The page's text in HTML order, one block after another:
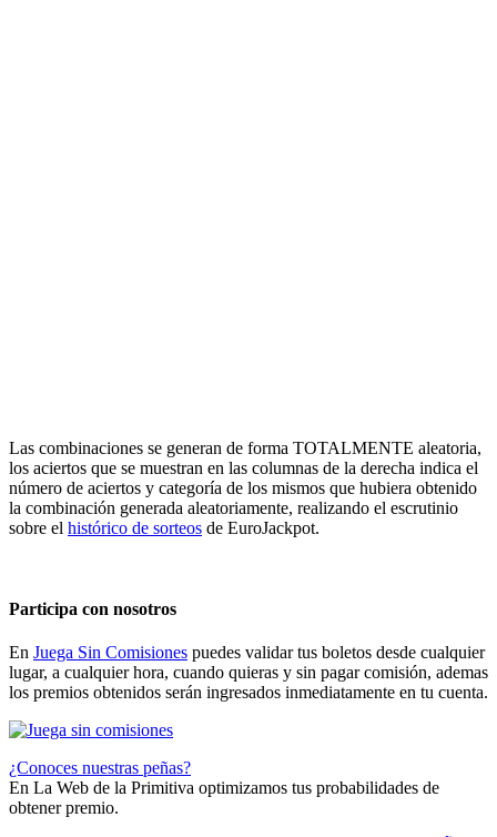
Las combinaciones se generan de forma TOTALMENTE aleatoria,
los aciertos que se muestran en las columnas de la derecha indica el
número de aciertos y categoría de los mismos que hubiera obtenido
la combinación generada aleatoriamente, realizando el escrutinio
sobre el histórico de sorteos de EuroJackpot.
Participa con nosotros
En Juega Sin Comisiones puedes validar tus boletos desde cualquier
lugar, a cualquier hora, cuando quieras y sin pagar comisión, ademas
los premios obtenidos serán ingresados inmediatamente en tu cuenta.
¿Conoces nuestras peñas?
En La Web de la Primitiva optimizamos tus probabilidades de
obtener premio.